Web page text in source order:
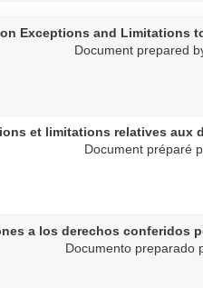
Exceptions and Limitations
Document prepared
et limitations relatives aux
Document préparé
a los derechos conferidos
Documento preparado